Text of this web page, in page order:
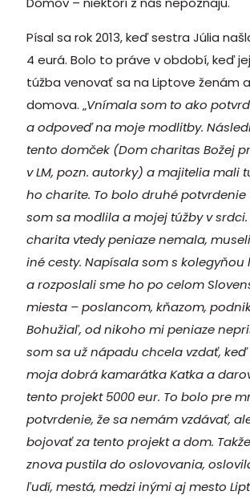
Písal sa rok 2013, keď sestra Júlia
4 eurá. Bolo to práve v období, keď
túžba venovať sa na Liptove ženám
domova. „Vnímala som to ako
a odpoveď na moje modlitby.
tento domček (Dom charitas Božej
v LM, pozn. autorky) a majitelia mali
ho charite. To bolo druhé potvrdenie
som sa modlila a mojej túžby v srdci.
charita vtedy peniaze nemala,
iné cesty. Napísala som s kolegyňou
a rozposlali sme ho po celom
miesta – poslancom, kňazom,
Bohužiaľ, od nikoho mi peniaze
som sa už nápadu chcela vzdať,
moja dobrá kamarátka Katka a
tento projekt 5000 eur. To bolo pre
potvrdenie, že sa nemám vzdávať,
bojovať za tento projekt a dom.
znova pustila do oslovovania,
ľudí, mestá, medzi inými aj mesto